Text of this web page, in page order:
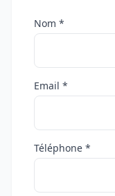
Nom *
Email *
Téléphone *